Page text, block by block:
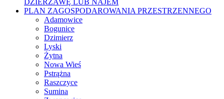
DZIERŻAWĘ LUB NAJEM
PLAN ZAGOSPODAROWANIA PRZESTRZENNEGO
Adamowice
Bogunice
Dzimierz
Lyski
Żytna
Nowa Wieś
Pstrążna
Raszczyce
Sumina